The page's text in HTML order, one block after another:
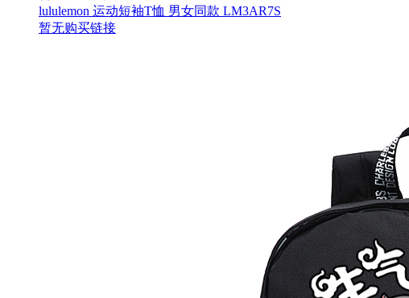
lululemon 运动短袖T恤 男女同款 LM3AR7S
暂无购买链接